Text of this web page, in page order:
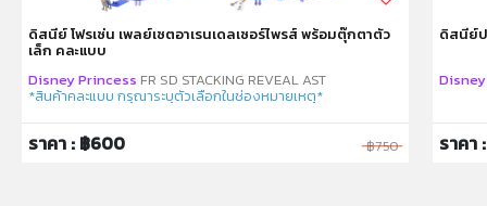
คำเตือน/ข้อห้าม:
ห้ามแยกชิ้นส่วนออกจากกัน ชิ้นส่วนมีขนาดเล็ก เด็กควรใช้
งานในการดูแลของผู้ปกครอง หรือผู้เชี่ยวชาญ ไม่นำเข้าจมูก
ดิสนีย์ โฟรเซ่น เพลย์เซตอาเรนเดลเซอร์ไพรส์ พร้อมตุ๊กตาตัว
เล็ก คละแบบ
Disney Princess FR SD STACKING REVEAL AST
*สินค้าคละแบบ กรุณาระบุตัวเลือกในช่องหมายเหตุ*
ราคา : ฿600 ฿750
ดิสนีย์ป
ราคา